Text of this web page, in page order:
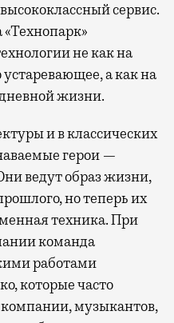
сервис.
не как на
а как на
жизни.
и в классических
герои —
ведут образ жизни,
но теперь их
техника. При
команда
работами
которые часто
музыкантов,